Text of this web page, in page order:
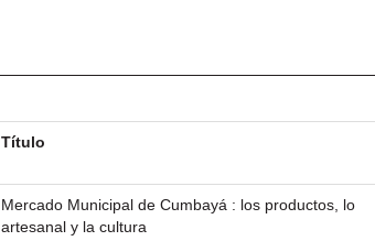
Título
Mercado Municipal de Cumbayá : los productos, lo
artesanal y la cultura